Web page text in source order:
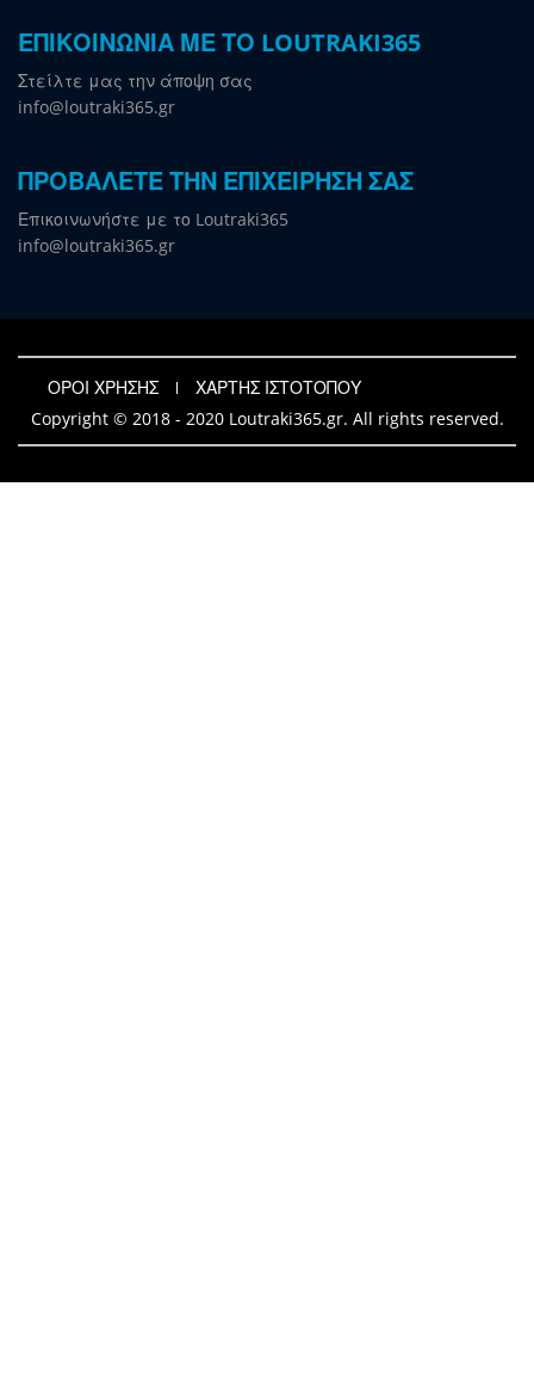
ΕΠΙΚΟΙΝΩΝΙΑ ΜΕ ΤΟ LOUTRAKI365
Στείλτε μας την άποψη σας
info@loutraki365.gr
ΠΡΟΒΑΛΕΤΕ ΤΗΝ ΕΠΙΧΕΙΡΗΣΗ ΣΑΣ
Επικοινωνήστε με το Loutraki365
info@loutraki365.gr
ΟΡΟΙ ΧΡΗΣΗΣ
ΧΑΡΤΗΣ ΙΣΤΟΤΟΠΟΥ
Copyright © 2018 - 2020 Loutraki365.gr. All rights reserved.